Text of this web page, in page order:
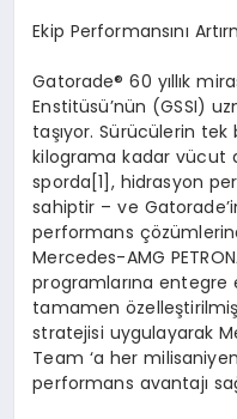
Ekip Performansını
Gatorade® 60 yıllık
Enstitüsü’nün (GSSI)
taşıyor. Sürücülerin
kilograma kadar vücut
sporda[1], hidrasyon
sahiptir – ve
performans
Mercedes-AMG
programlarına entegre
tamamen
stratejisi uygulayarak
Team ‘a her
performans avantajı